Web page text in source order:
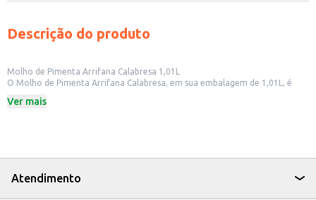
Descrição do produto
Molho de Pimenta Arrifana Calabresa 1,01L
O Molho de Pimenta Arrifana Calabresa, em sua embalagem de 1,01L, é
refeições. Perfeito para uso em restaurantes, bares e lanchonetes, o molho
Sirva como acompanhamento em porções individuais.
Com o Molho de Pimenta Arrifana Calabresa, seus clientes terão à
disposição um produto que combina sabor e praticidade, agregando valor
Ver mais
Atendimento